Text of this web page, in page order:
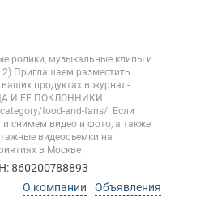
ролики, музыкальные клипы и
Приглашаем разместить
продуктах в журнал-
И ЕЕ ПОКЛОННИКИ
food-and-fans/. Если
и снимем видео и фото, а также
видеосъемки на
в Москве
860200788893
О компании
Объявления